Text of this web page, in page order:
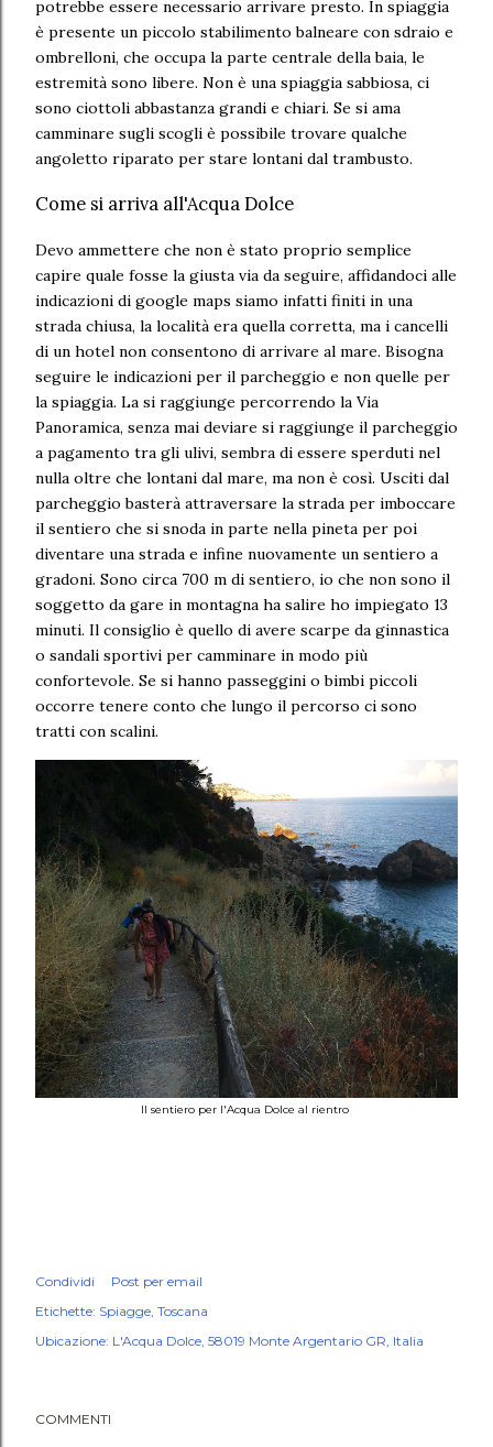
potrebbe essere necessario arrivare presto. In spiaggia
è presente un piccolo stabilimento balneare con sdraio e
ombrelloni, che occupa la parte centrale della baia, le
estremità sono libere. Non è una spiaggia sabbiosa, ci
sono ciottoli abbastanza grandi e chiari. Se si ama
camminare sugli scogli è possibile trovare qualche
angoletto riparato per stare lontani dal trambusto.
Come si arriva all'Acqua Dolce
Devo ammettere che non è stato proprio semplice
capire quale fosse la giusta via da seguire, affidandoci alle
indicazioni di google maps siamo infatti finiti in una
strada chiusa, la località era quella corretta, ma i cancelli
di un hotel non consentono di arrivare al mare. Bisogna
seguire le indicazioni per il parcheggio e non quelle per
la spiaggia. La si raggiunge percorrendo la Via
Panoramica, senza mai deviare si raggiunge il parcheggio
a pagamento tra gli ulivi, sembra di essere sperduti nel
nulla oltre che lontani dal mare, ma non è così. Usciti dal
parcheggio basterà attraversare la strada per imboccare
il sentiero che si snoda in parte nella pineta per poi
diventare una strada e infine nuovamente un sentiero a
gradoni. Sono circa 700 m di sentiero, io che non sono il
soggetto da gare in montagna ha salire ho impiegato 13
minuti. Il consiglio è quello di avere scarpe da ginnastica
o sandali sportivi per camminare in modo più
confortevole. Se si hanno passeggini o bimbi piccoli
occorre tenere conto che lungo il percorso ci sono
tratti con scalini.
Il sentiero per l'Acqua Dolce al rientro
Condividi
Post per email
Etichette: Spiagge Toscana
Ubicazione: L'Acqua Dolce, 58019 Monte Argentario GR, Italia
COMMENTI